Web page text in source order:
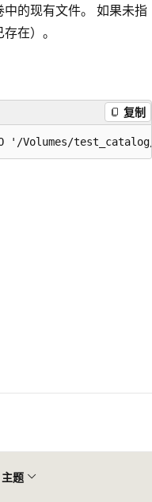
的现有文件。 如果未指
在）。
复制
主题